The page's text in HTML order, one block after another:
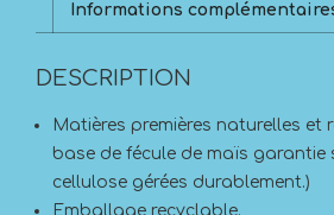
Informations
DESCRIPTION
Matières premières naturelles et
base de fécule de maïs garantie
cellulose gérées durablement.)
Emballage recyclable.